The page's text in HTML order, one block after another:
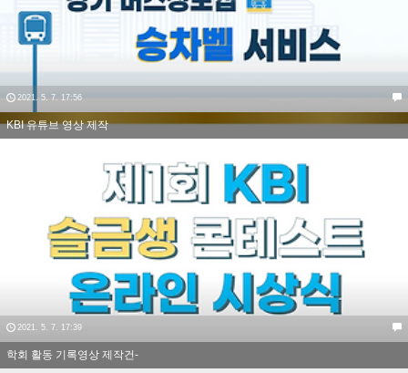
2021. 5. 7. 17:56
KBI 유튜브 영상 제작
2021. 5. 7. 17:39
학회 활동 기록영상 제작건-